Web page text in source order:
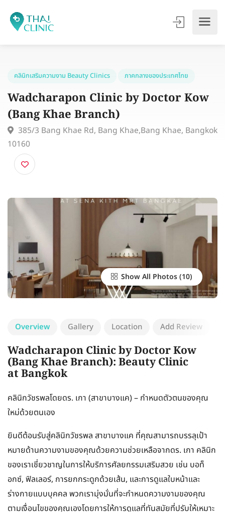
คลินิกเสริมความงาม Beauty Clinics
Wadcharapon Clinic by Doctor
(Bang Khae Branch)
385/3 Bang Khae Rd, Bang Khae,Bang Khae,
10160
Show All Photos
Overview Gallery Location Add Review
Wadcharapon Clinic by Doctor Kow
(Bang Khae Branch): Beauty Clinic
at Bangkok
คลินิกวัชรพลโดยดร. เกา (สาขาบางแค) – กำหนดตัวตนของคุณ
ใหม่ด้วยตนเอง
ยินดีต้อนรับสู่คลินิกวัชรพล สาขาบางแค ที่คุณสามารถบรรลุเป้า
หมายด้านความงามของคุณด้วยความช่วยเหลือจากดร. เกา คลินิก
ของเราเชี่ยวชาญในการให้บริการศัลยกรรมเสริมสวย เช่น บอท็
อกซ์, ฟิลเลอร์, การยกกระดูกด้วยเส้น, และการดูแลใบหน้าและ
ร่างกายแบบบุคคล พวกเรามุ่งมั่นที่จะกำหนดความงามของคุณ
ตามเงื่อนไขของคุณเองโดยการให้การดูแลที่ทันสมัยที่ปรับให้เหมาะ